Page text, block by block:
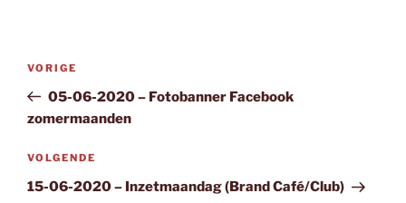
Vorig
bericht
VORIGE
05-06-2020 – Fotobanner Facebook
zomermaanden
Volgend
bericht
VOLGENDE
15-06-2020 – Inzetmaandag (Brand Café/Club)